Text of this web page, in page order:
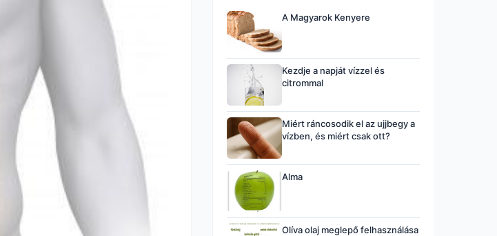
A Magyarok Kenyere
Kezdje a napját vízzel és
citrommal
Miért ráncosodik el az ujjbegy a
vízben, és miért csak ott?
Alma
Olíva olaj meglepő felhasználása